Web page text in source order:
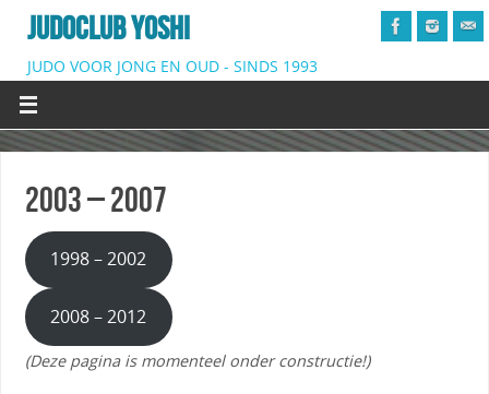
JUDOCLUB YOSHI
JUDO VOOR JONG EN OUD - SINDS 1993
2003 – 2007
1998 – 2002
2008 – 2012
(Deze pagina is momenteel onder constructie!)